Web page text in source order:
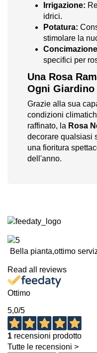
Irrigazione:
idrici.
Potatura:
stimolare la
specifici per
Una Rosa
Ogni Giardino
Grazie alla sua
condizioni
raffinato, la Rosa
decorare qualsiasi
una fioritura
dell'anno.
Bella pianta,ottimo
Read all reviews
Ottimo
5,0/5
1 recensioni prodotto
Tutte le recensioni >